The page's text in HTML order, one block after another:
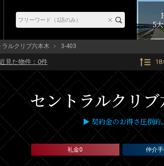
5
ラルクリブ六本木 3-403
見た物件： 0件 18
セントラルクリ
▶ 契約金のお得さ圧倒的
礼金0 仲介